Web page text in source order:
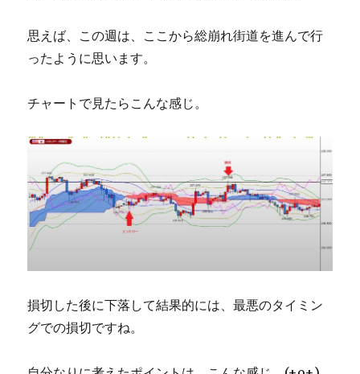
思えば、この週は、ここから総崩れ街道を進んで行
ったように思います。
チャートで見たらこんな感じ。
損切した後に下落して結果的には、最悪のタイミン
グでの損切ですね。